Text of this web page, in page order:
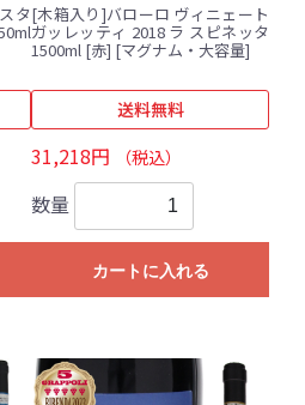
タ[木箱入り]バローロ ヴィニェート
ガッレッティ 2018 ラ スピネッタ
1500ml [赤] [マグナム・大容量]
送料無料
31,218円 （税込）
数量
カートに入れる